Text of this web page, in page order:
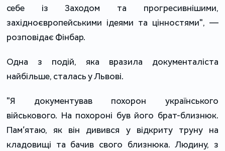
себе із Заходом та прогресивнішими,
західноєвропейськими ідеями та цінностями", —
розповідає Фінбар.
Одна з подій, яка вразила документаліста
найбільше, сталась у Львові.
"Я документував похорон українського
військового. На похороні був його брат-близнюк.
Пам’ятаю, як він дивився у відкриту труну на
кладовищі та бачив свого близнюка. Людину, з